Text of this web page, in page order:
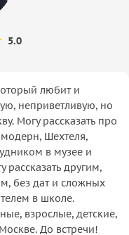
5.0
любит и
неприветливую, но
Могу рассказать про
Шехтеля,
в музее и
рассказать другим,
без дат и сложных
в школе.
взрослые, детские,
До встречи!